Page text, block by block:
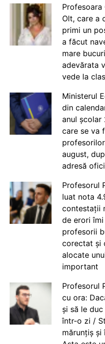
Profesoara
Olt, care a
primi un
a făcut
mare
adevărata
vede la
Ministerul
din
anul școlar
care se va
august,
adresă
Profesorul
luat nota
contestații
de erori
profesorii
corectat și
alocate
important
Profesorul
cu ora:
și să le
într-o zi /
mărunțiș și